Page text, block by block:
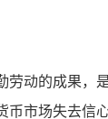
动的成果
市场失去信